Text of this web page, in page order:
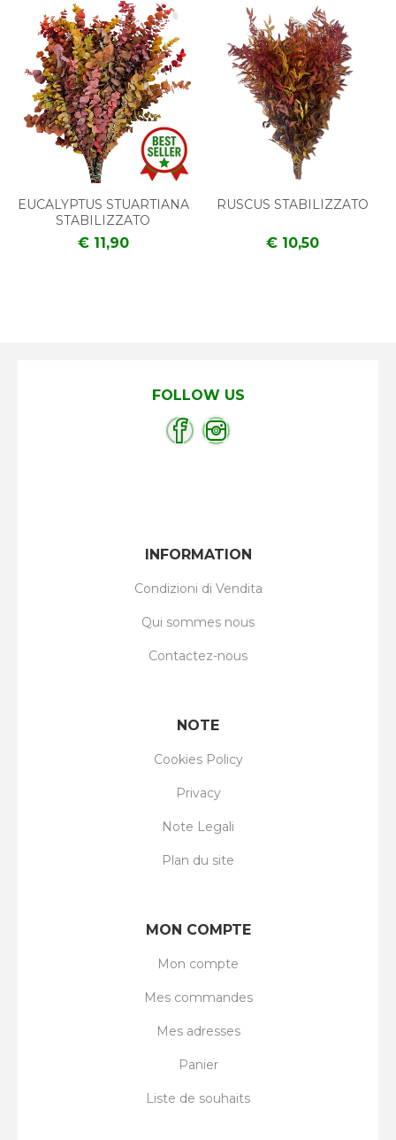
EUCALYPTUS STUARTIANA
STABILIZZATO
€ 11,90
RUSCUS STABILIZZATO
€ 10,50
FOLLOW US
INFORMATION
Condizioni di Vendita
Qui sommes nous
Contactez-nous
NOTE
Cookies Policy
Privacy
Note Legali
Plan du site
MON COMPTE
Mon compte
Mes commandes
Mes adresses
Panier
Liste de souhaits